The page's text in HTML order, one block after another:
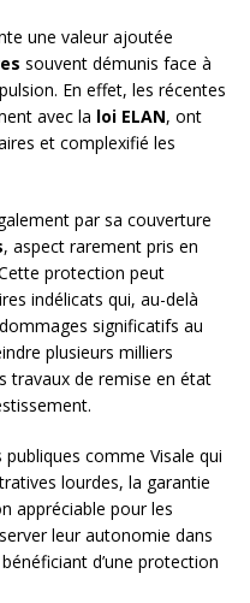
une valeur ajoutée
souvent démunis face à
En effet, les récentes
avec la loi ELAN, ont
et complexifié les
par sa couverture
, aspect rarement pris en
protection peut
indélicats qui, au-delà
significatifs au
plusieurs milliers
travaux de remise en état
comme Visale qui
lourdes, la garantie
appréciable pour les
leur autonomie dans
d’une protection